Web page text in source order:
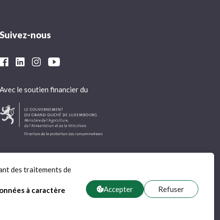
Suivez-nous
Avec le soutien financier du
des traitements de
à caractère
Accepter Refuser